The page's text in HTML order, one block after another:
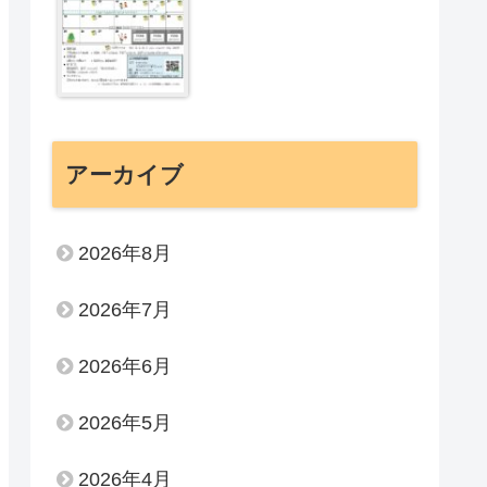
アーカイブ
2026年8月
2026年7月
2026年6月
2026年5月
2026年4月